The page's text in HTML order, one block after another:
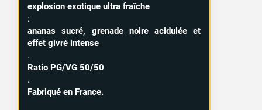
explosion exotique ultra fraîche
:
ananas sucré, grenade noire acidulée et
effet givré intense
.
Ratio PG/VG 50/50
.
Fabriqué en France.